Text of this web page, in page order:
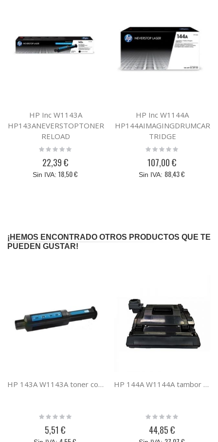
HP Inc W1143A
HP143ANEVERSTOPTONER
RELOAD
Rating:
22,39 €
18,50 €
HP Inc W1144A
HP144AIMAGINGDRUMCAR
TRIDGE
Rating:
107,00 €
88,43 €
¡HEMOS ENCONTRADO OTROS PRODUCTOS QUE TE
PUEDEN GUSTAR!
HP 143A W1143A toner compatible negro
Rating:
5,51 €
HP 144A W1144A tambor compatible negro
Rating:
44,85 €